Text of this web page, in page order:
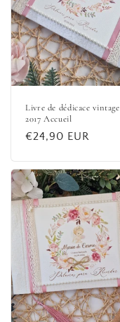
Livre de dédicace vintage
2017 Accueil
Prix
€24,90 EUR